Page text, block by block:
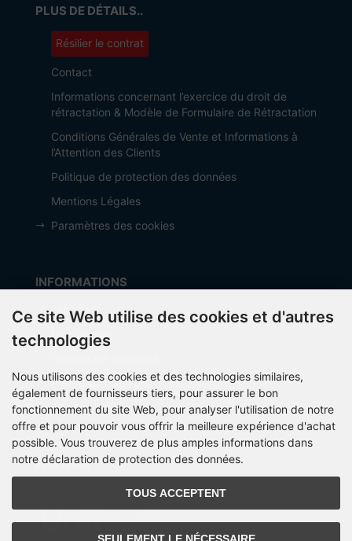
PLUS DE DÉTAILS..
Résilier le contrat
Contact
Informations concernant l’exercice du droit de
rétractation & Modèle de Formulaire de Rétractation
Conditions Générales de Vente et Informations à
l’Attention des Clients
Politique de protection des données
Mentions Légales
Paramètres des cookies
INFORMATIONS
Fabricant
frais de port
À propos d’OCTO IT
Sitemap
PARTNER
Ce site Web utilise des cookies et d'autres
technologies
Nous utilisons des cookies et des technologies similaires,
également de fournisseurs tiers, pour assurer le bon
fonctionnement du site Web, pour analyser l'utilisation de notre
offre et pour pouvoir vous offrir la meilleure expérience d'achat
possible. Vous trouverez de plus amples informations dans
notre déclaration de protection des données.
TOUS ACCEPTENT